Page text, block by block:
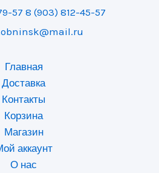
57 8 (903) 812-45-57
Главная
Доставка
Контакты
Корзина
Магазин
аккаунт
О нас